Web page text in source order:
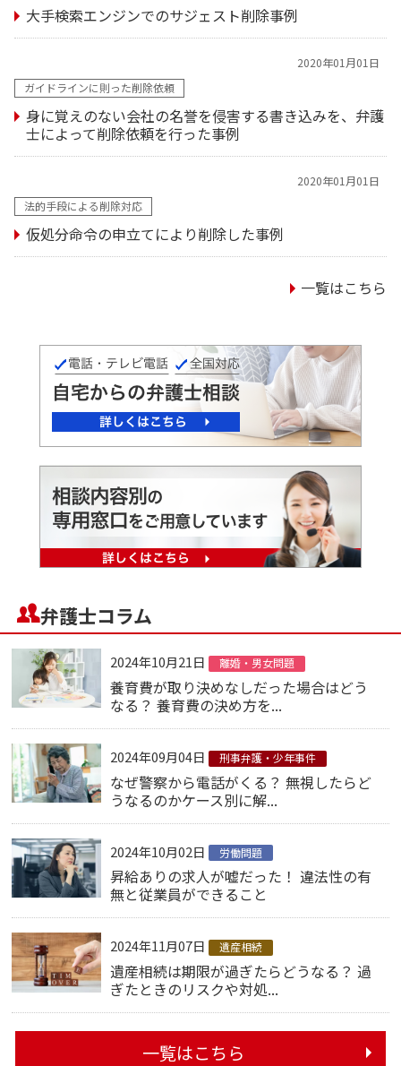
大手検索エンジンでのサジェスト削除事例
2020年01月01日
ガイドラインに則った削除依頼
身に覚えのない会社の名誉を侵害する書き込みを、弁護
士によって削除依頼を行った事例
2020年01月01日
法的手段による削除対応
仮処分命令の申立てにより削除した事例
一覧はこちら
弁護士コラム
2024年10月21日 離婚・男女問題
養育費が取り決めなしだった場合はどう
なる？ 養育費の決め方を...
2024年09月04日 刑事弁護・少年事件
なぜ警察から電話がくる？ 無視したらど
うなるのかケース別に解...
2024年10月02日 労働問題
昇給ありの求人が嘘だった！ 違法性の有
無と従業員ができること
2024年11月07日 遺産相続
遺産相続は期限が過ぎたらどうなる？ 過
ぎたときのリスクや対処...
一覧はこちら